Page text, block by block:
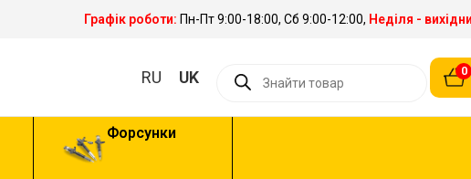
Графік роботи: Пн-Пт 9:00-18:00, Сб 9:00-12:00, Неділя -
RU UK 0
Форсунки